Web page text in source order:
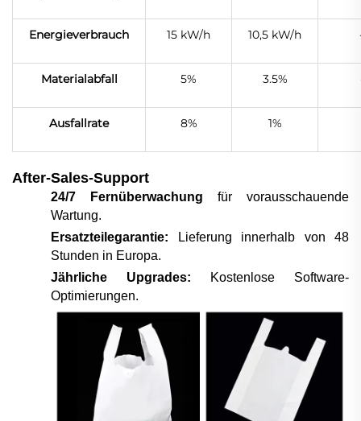
Energieverbrauch 15 kW/h 10,5 kW/h
Materialabfall 5% 3.5%
Ausfallrate 8% 1%
After-Sales-Support
24/7 Fernüberwachung für vorausschauende
Wartung.
Ersatzteilegarantie:
Lieferung innerhalb von 48
Stunden in Europa.
Jährliche Upgrades:
Kostenlose Software-
Optimierungen.